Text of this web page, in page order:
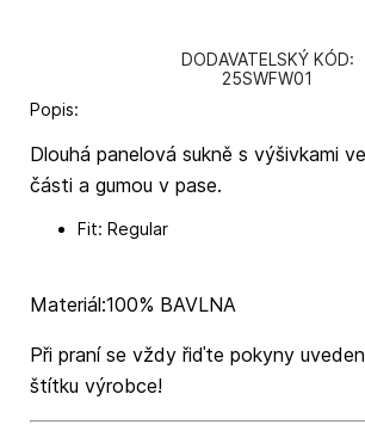
DODAVATELSKÝ KÓD:
25SWFW01
Popis:
Dlouhá panelová sukně s výšivkami
části a gumou v pase.
Fit: Regular
Materiál:100% BAVLNA
Při praní se vždy řiďte pokyny
štítku výrobce!